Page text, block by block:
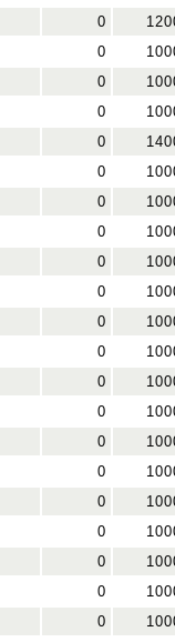
0
0
0
0
0
0
0
0
0
0
0
0
0
0
0
0
0
0
0
0
0